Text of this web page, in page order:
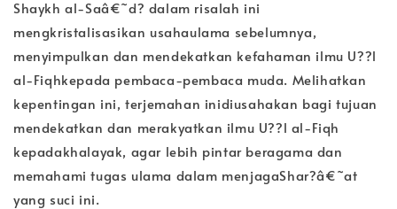
Shaykh al-Saâ€˜d? dalam risalah ini
mengkristalisasikan usahaulama sebelumnya,
menyimpulkan dan mendekatkan kefahaman ilmu U??l
al-Fiqhkepada pembaca-pembaca muda. Melihatkan
kepentingan ini, terjemahan inidiusahakan bagi tujuan
mendekatkan dan merakyatkan ilmu U??l al-Fiqh
kepadakhalayak, agar lebih pintar beragama dan
memahami tugas ulama dalam menjagaShar?â€˜at
yang suci ini.